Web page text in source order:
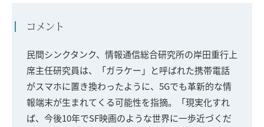
コメント
民間シンクタンク、情報通信総合研究所の岸田重行上
席主任研究員は、「ガラケー」と呼ばれた携帯電話
がスマホに置き換わったように、5Gでも革新的な情
報端末が生まれてくる可能性を指摘。「現実化すれ
ば、今後10年でSF映画のような世界に一歩近づくだ